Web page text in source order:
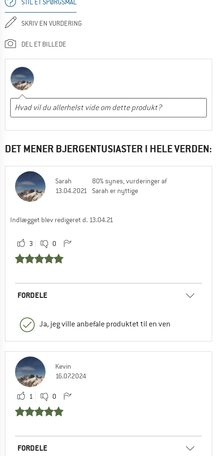
STIL ET SPØRGSMÅL
SKRIV EN VURDERING
DEL ET BILLEDE
DET MENER BJERGENTUSIASTER I HELE VERDEN:
Sarah
13.04.2021
80% synes, vurderinger af
Sarah er nyttige
Indlægget blev redigeret d. 13.04.21
3 0
FORDELE
Ja, jeg ville anbefale produktet til en ven
Kevin
16.07.2024
1 0
FORDELE